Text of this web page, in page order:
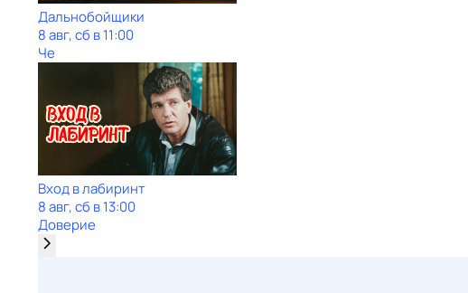
Дальнобойщики
8 авг, сб в 11:00
Че
Вход в лабиринт
8 авг, сб в 13:00
Доверие